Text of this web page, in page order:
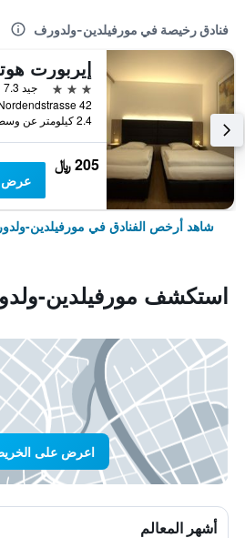
فنادق رخيصة في مورفيلدين-ولدورف
3 نجوم
جيد 7.3
2.4 كيلومتر عن وسط المدينة
205 ﷼
عرض
شاهد أرخص الفنادق في مورفيلدين-
استكشف مورفيلدين-
اعرض على
أشهر المعالم